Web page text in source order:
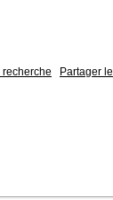
Partager le